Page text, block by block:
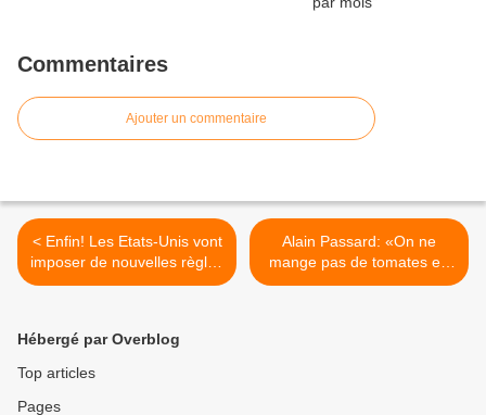
Commentaires
Ajouter un commentaire
< Enfin! Les Etats-Unis vont
imposer de nouvelles règles
antipollution
Alain Passard: «On ne
mange pas de tomates en
janvier!» >
Hébergé par Overblog
Top articles
Pages